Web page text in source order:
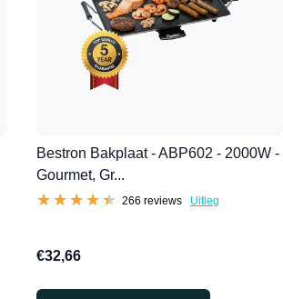
Bestron Bakplaat - ABP602 - 2000W -
Gourmet, Gr...
★★★★★
★★★★★ 266 reviews Uitleg
€32,66